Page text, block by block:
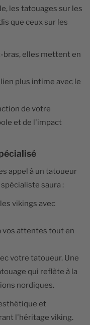
les tatouages sur les
que ceux sur les
bras, elles mettent en
plus intime avec le
de votre
et de l'impact
appel à un tatoueur
saura :
vikings avec
attentes tout en
votre tatoueur. Une
qui reflète à la
nordiques.
et
l'héritage viking.